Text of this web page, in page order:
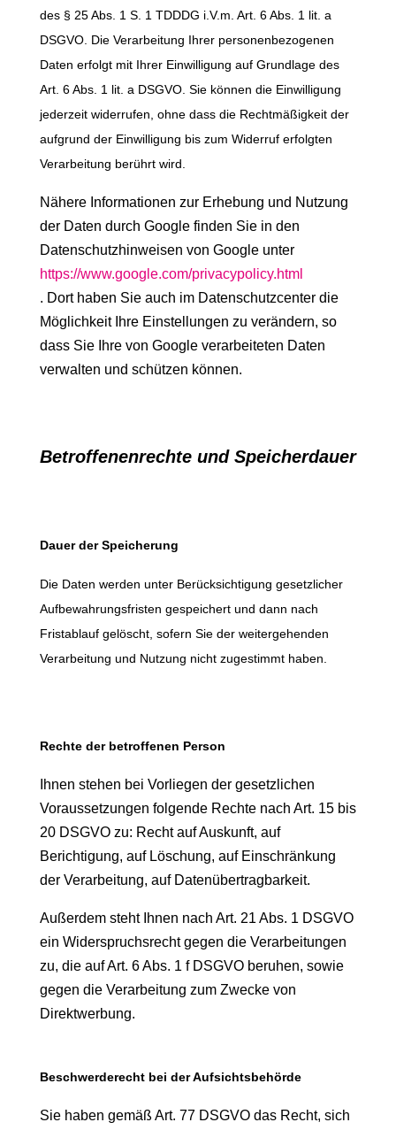
des § 25 Abs. 1 S. 1 TDDDG i.V.m. Art. 6 Abs. 1 lit. a
DSGVO. Die Verarbeitung Ihrer personenbezogenen
Daten erfolgt mit Ihrer Einwilligung auf Grundlage des
Art. 6 Abs. 1 lit. a DSGVO. Sie können die Einwilligung
jederzeit widerrufen, ohne dass die Rechtmäßigkeit der
aufgrund der Einwilligung bis zum Widerruf erfolgten
Verarbeitung berührt wird.
Nähere Informationen zur Erhebung und Nutzung
der Daten durch Google finden Sie in den
Datenschutzhinweisen von Google unter
https://www.google.com/privacypolicy.html
. Dort haben Sie auch im Datenschutzcenter die
Möglichkeit Ihre Einstellungen zu verändern, so
dass Sie Ihre von Google verarbeiteten Daten
verwalten und schützen können.
Betroffenenrechte und Speicherdauer
Dauer der Speicherung
Die Daten werden unter Berücksichtigung gesetzlicher
Aufbewahrungsfristen gespeichert und dann nach
Fristablauf gelöscht, sofern Sie der weitergehenden
Verarbeitung und Nutzung nicht zugestimmt haben.
Rechte der betroffenen Person
Ihnen stehen bei Vorliegen der gesetzlichen
Voraussetzungen folgende Rechte nach Art. 15 bis
20 DSGVO zu: Recht auf Auskunft, auf
Berichtigung, auf Löschung, auf Einschränkung
der Verarbeitung, auf Datenübertragbarkeit.
Außerdem steht Ihnen nach Art. 21 Abs. 1 DSGVO
ein Widerspruchsrecht gegen die Verarbeitungen
zu, die auf Art. 6 Abs. 1 f DSGVO beruhen, sowie
gegen die Verarbeitung zum Zwecke von
Direktwerbung.
Beschwerderecht bei der Aufsichtsbehörde
Sie haben gemäß Art. 77 DSGVO das Recht, sich